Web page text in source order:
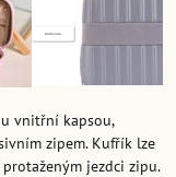
vnitřní kapsou,
zipem. Kufřík lze
jezdci zipu.